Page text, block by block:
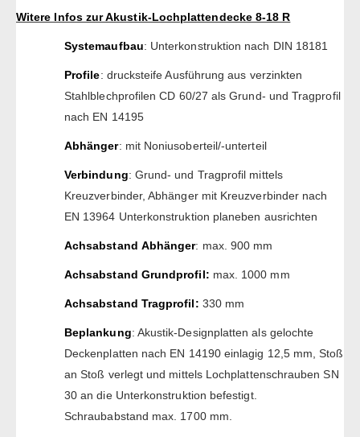
Witere Infos zur Akustik-Lochplattendecke 8-18 R
Systemaufbau: Unterkonstruktion nach DIN 18181
Profile: drucksteife Ausführung aus verzinkten
Stahlblechprofilen CD 60/27 als Grund- und Tragprofil
nach EN 14195
Abhänger: mit Noniusoberteil/-unterteil
Verbindung: Grund- und Tragprofil mittels
Kreuzverbinder, Abhänger mit Kreuzverbinder nach
EN 13964 Unterkonstruktion planeben ausrichten
Achsabstand Abhänger: max. 900 mm
Achsabstand Grundprofil: max. 1000 mm
Achsabstand Tragprofil: 330 mm
Beplankung: Akustik-Designplatten als gelochte
Deckenplatten nach EN 14190 einlagig 12,5 mm, Stoß
an Stoß verlegt und mittels Lochplattenschrauben SN
30 an die Unterkonstruktion befestigt.
Schraubabstand max. 1700 mm.